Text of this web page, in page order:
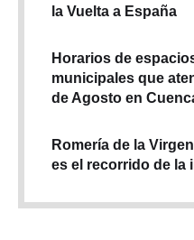
la Vuelta a España
Horarios de
municipales que
de Agosto en
Romería de la
es el recorrido de la